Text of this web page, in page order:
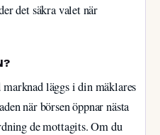
det säkra valet när
läggs i din mäklares
när börsen öppnar nästa
de mottagits. Om du